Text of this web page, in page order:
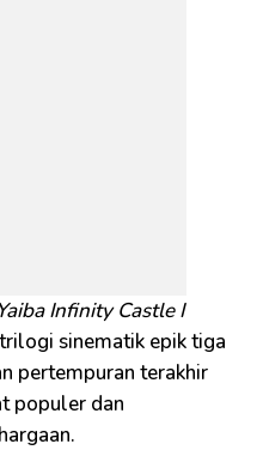
Infinity Castle I
sinematik epik tiga
pertempuran terakhir
populer dan